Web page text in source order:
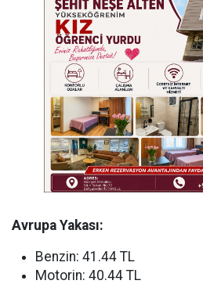
Avrupa Yakası:
Benzin: 41.44 TL
Motorin: 40.44 TL